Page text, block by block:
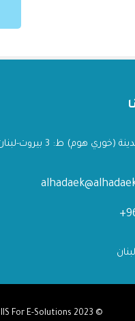
(خوري هوم) ط: 3 بيروت-لبنان
© 2023
IIS For E-Solutions